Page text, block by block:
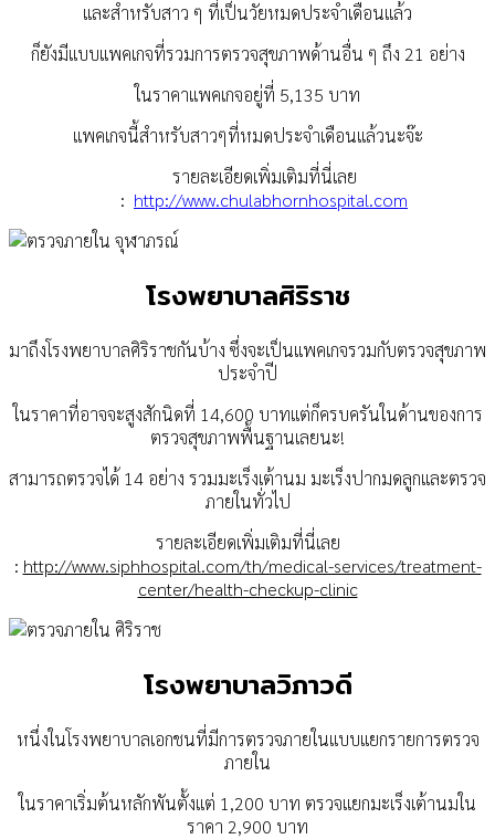
และสำหรับสาว ๆ ที่เป็นวัยหมดประจำเดือนแล้ว
ก็ยังมีแบบแพคเกจที่รวมการตรวจสุขภาพด้านอื่น ๆ ถึง 21 อย่าง
ในราคาแพคเกจอยู่ที่ 5,135 บาท
แพคเกจนี้สำหรับสาวๆที่หมดประจำเดือนแล้วนะจ๊ะ
รายละเอียดเพิ่มเติมที่นี่เลย
: http://www.chulabhornhospital.com
โรงพยาบาลศิริราช
มาถึงโรงพยาบาลศิริราชกันบ้าง ซึ่งจะเป็นแพคเกจรวมกับตรวจสุขภาพ
ประจำปี
ในราคาที่อาจจะสูงสักนิดที่ 14,600 บาทแต่ก็ครบครันในด้านของการ
ตรวจสุขภาพพื้นฐานเลยนะ!
สามารถตรวจได้ 14 อย่าง รวมมะเร็งเต้านม มะเร็งปากมดลูกและตรวจ
ภายในทั่วไป
รายละเอียดเพิ่มเติมที่นี่เลย
: http://www.siphhospital.com/th/medical-services/treatment-
center/health-checkup-clinic
โรงพยาบาลวิภาวดี
หนึ่งในโรงพยาบาลเอกชนที่มีการตรวจภายในแบบแยกรายการตรวจ
ภายใน
ในราคาเริ่มต้นหลักพันตั้งแต่ 1,200 บาท ตรวจแยกมะเร็งเต้านมใน
ราคา 2,900 บาท